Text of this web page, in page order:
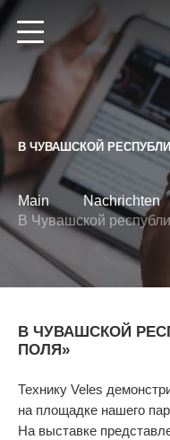
Altairegion
HAUPTSEITE
KATALOG
Striegel
Zinkeneggen
Walzen
NACHRICHTEN
ÜBER VELES
В ЧУВАШСКОЙ
Main Nachrichten
В Чувашской
В ЧУВАШСКОЙ
ПОЛЯ»
Технику Veles
на площадке нашего
На выставке